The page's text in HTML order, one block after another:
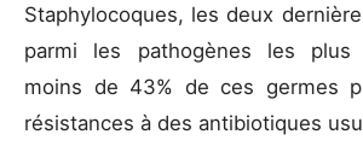
Staphylocoques, les deux
parmi les pathogènes les plus
moins de 43% de ces germes
résistances à des antibiotiques